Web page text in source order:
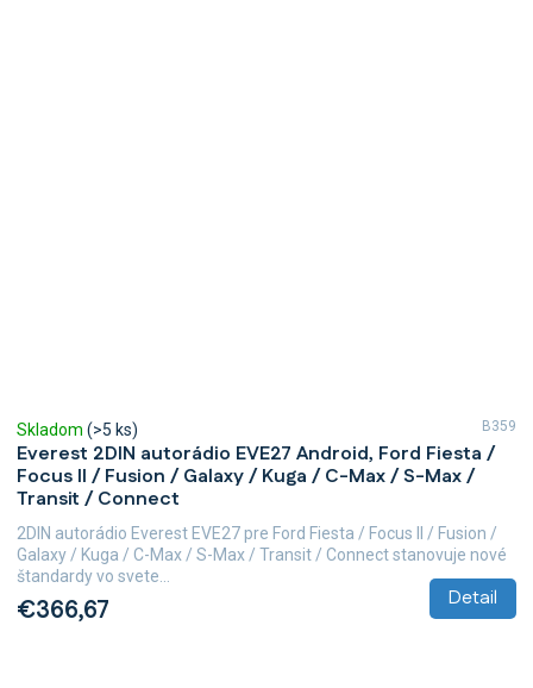
Everest 2DIN autorádio EVE27 Android, Ford Fiesta /
Focus II / Fusion / Galaxy / Kuga / C-Max / S-Max /
Transit / Connect
Skladom (>5 ks)
€366,67 Detail
2DIN autorádio Everest EVE27 pre Ford Fiesta / Focus II / Fusion /
Galaxy / Kuga / C-Max / S-Max / Transit / Connect stanovuje nové
štandardy vo svete...
B359